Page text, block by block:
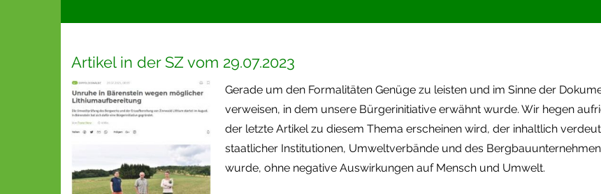
Artikel in der SZ vom 29.07.2023
Gerade um den Formalitäten Genüge zu leisten und im Sinne der
verweisen, in dem unsere Bürgerinitiative erwähnt wurde. Wir hegen
der letzte Artikel zu diesem Thema erscheinen wird, der inhaltlich
staatlicher Institutionen, Umweltverbände und des
wurde, ohne negative Auswirkungen auf Mensch und Umwelt.